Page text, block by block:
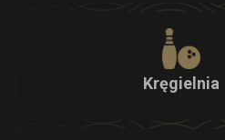
Kręgielnia